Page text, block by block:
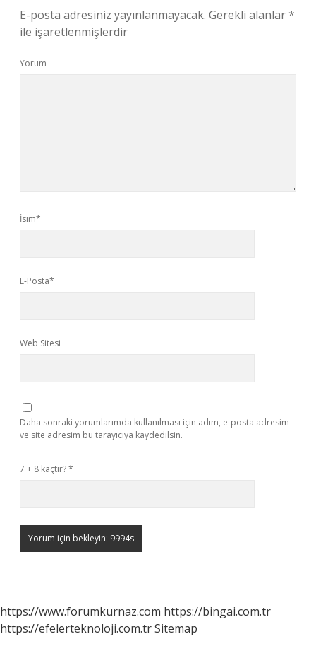
E-posta adresiniz yayınlanmayacak. Gerekli alanlar*
ile işaretlenmişlerdir
Yorum
İsim*
E-Posta*
Web Sitesi
Daha sonraki yorumlarımda kullanılması için adım, e-posta adresim
ve site adresim bu tarayıcıya kaydedilsin.
7 + 8 kaçtır?*
https://www.forumkurnaz.com https://bingai.com.tr
https://efelerteknoloji.com.trSitemap